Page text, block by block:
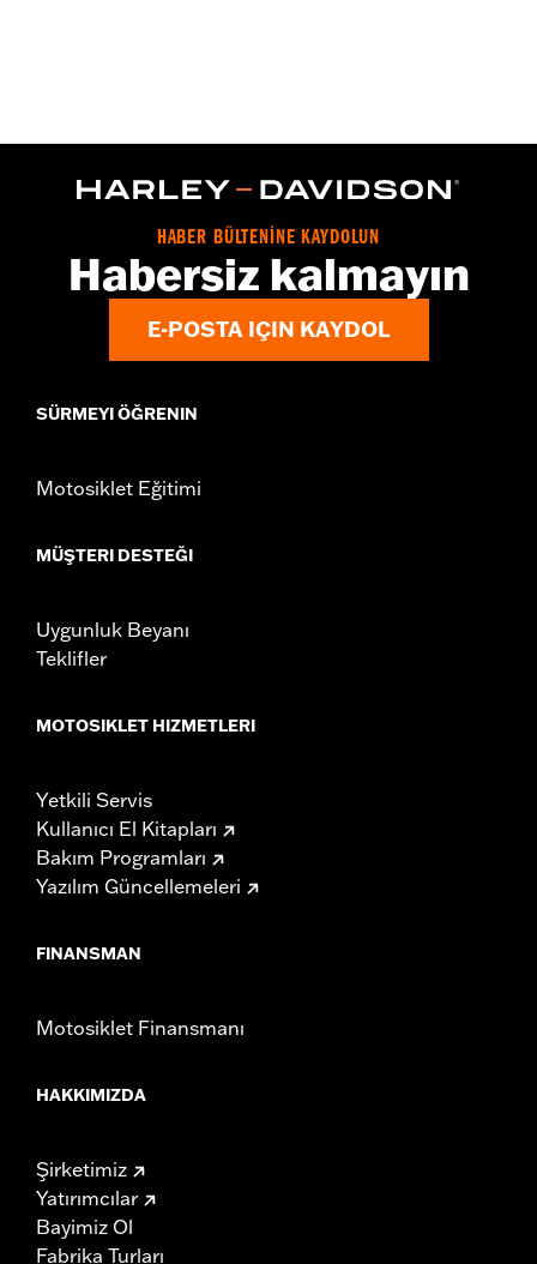
HABER BÜLTENİNE KAYDOLUN
Habersiz kalmayın
E-POSTA IÇIN KAYDOL
SÜRMEYI ÖĞRENIN
Motosiklet Eğitimi
MÜŞTERI DESTEĞI
Uygunluk Beyanı
Teklifler
MOTOSIKLET HIZMETLERI
Yetkili Servis
Kullanıcı El Kitapları
Bakım Programları
Yazılım Güncellemeleri
FINANSMAN
Motosiklet Finansmanı
HAKKIMIZDA
Şirketimiz
Yatırımcılar
Bayimiz Ol
Fabrika Turları